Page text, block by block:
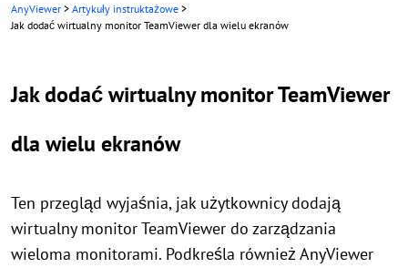
AnyViewer > Artykuły instruktażowe >
Jak dodać wirtualny monitor TeamViewer dla wielu ekranów
Jak dodać wirtualny monitor TeamViewer
dla wielu ekranów
Ten przegląd wyjaśnia, jak użytkownicy dodają
wirtualny monitor TeamViewer do zarządzania
wieloma monitorami. Podkreśla również AnyViewer